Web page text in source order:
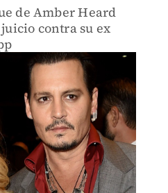
de Amber Heard
contra su ex